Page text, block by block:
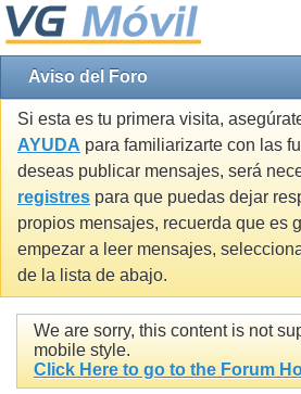
Aviso del Foro
Si esta es tu primera visita,
AYUDA para familiarizarte con las
deseas publicar mensajes, será
registres para que puedas dejar
propios mensajes, recuerda que es
empezar a leer mensajes,
de la lista de abajo.
We are sorry, this content is not
mobile style.
Click Here to go to the Forum